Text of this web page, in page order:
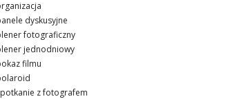
dyskusyjne
fotograficzny
jednodniowy
filmu
z fotografem